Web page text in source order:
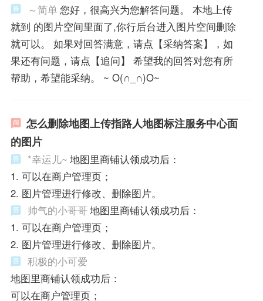
～简单 您好，很高兴为您解答问题。 本地上传
就到 的图片空间里面了,你行后台进入图片空间删除
就可以。 如果对回答满意，请点【采纳答案】，如
果还有问题，请点【追问】 希望我的回答对您有所
帮助，希望能采纳。 ~ O(∩_∩)O~
怎么删除地图上传指路人地图标注服务中心面
的图片
*幸运儿~ 地图里商铺认领成功后：
1. 可以在商户管理页；
2. 图片管理进行修改、删除图片。
帅气的小哥哥 地图里商铺认领成功后：
1. 可以在商户管理页；
2. 图片管理进行修改、删除图片。
积极的小可爱
地图里商铺认领成功后：
可以在商户管理页；